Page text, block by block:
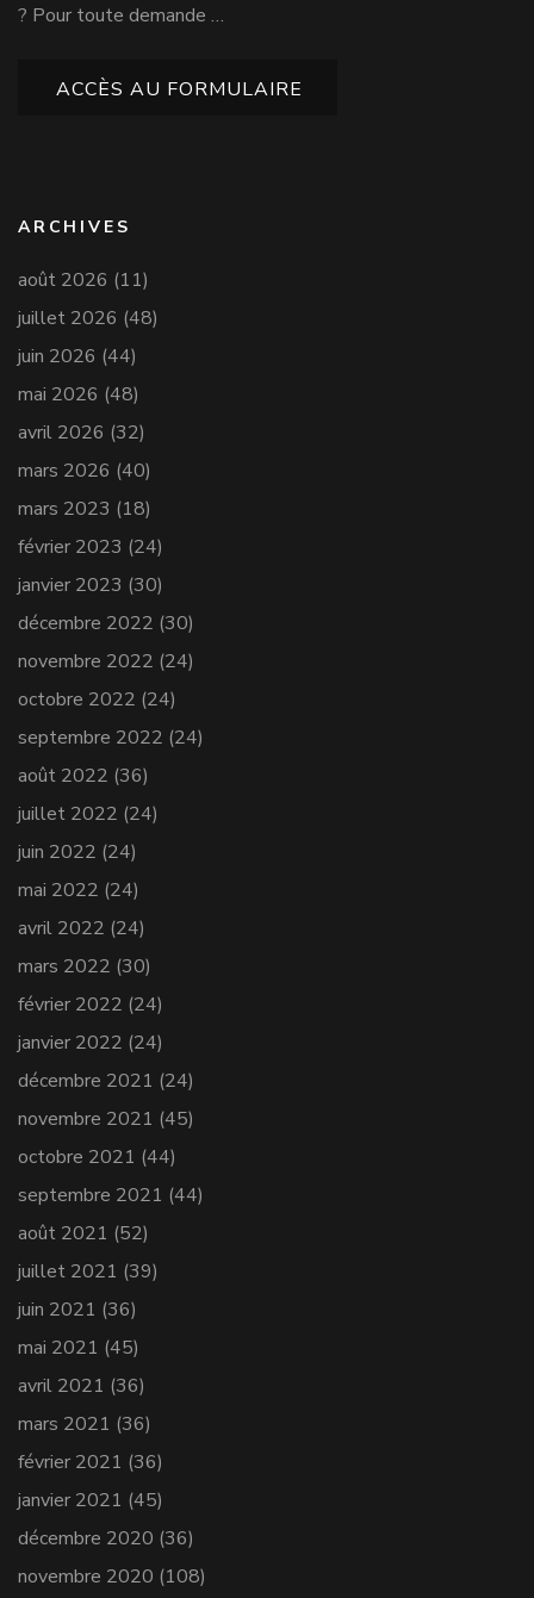
? Pour toute demande …
ACCÈS AU FORMULAIRE
ARCHIVES
août 2026 (11)
juillet 2026 (48)
juin 2026 (44)
mai 2026 (48)
avril 2026 (32)
mars 2026 (40)
mars 2023 (18)
février 2023 (24)
janvier 2023 (30)
décembre 2022 (30)
novembre 2022 (24)
octobre 2022 (24)
septembre 2022 (24)
août 2022 (36)
juillet 2022 (24)
juin 2022 (24)
mai 2022 (24)
avril 2022 (24)
mars 2022 (30)
février 2022 (24)
janvier 2022 (24)
décembre 2021 (24)
novembre 2021 (45)
octobre 2021 (44)
septembre 2021 (44)
août 2021 (52)
juillet 2021 (39)
juin 2021 (36)
mai 2021 (45)
avril 2021 (36)
mars 2021 (36)
février 2021 (36)
janvier 2021 (45)
décembre 2020 (36)
novembre 2020 (108)